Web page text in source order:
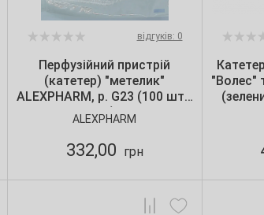
відгуків: 0
Перфузійний пристрій
(катетер) "метелик"
ALEXPHARM, р. G23 (100 шт./
уп.)
ALEXPHARM
332,00 грн
"Волес"